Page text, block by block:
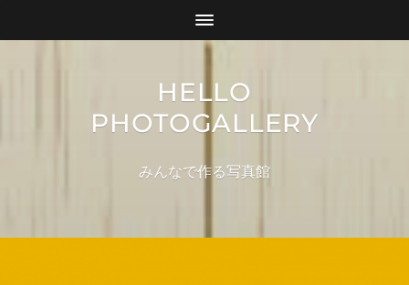
HELLO
PHOTOGALLERY
みんなで作る写真館